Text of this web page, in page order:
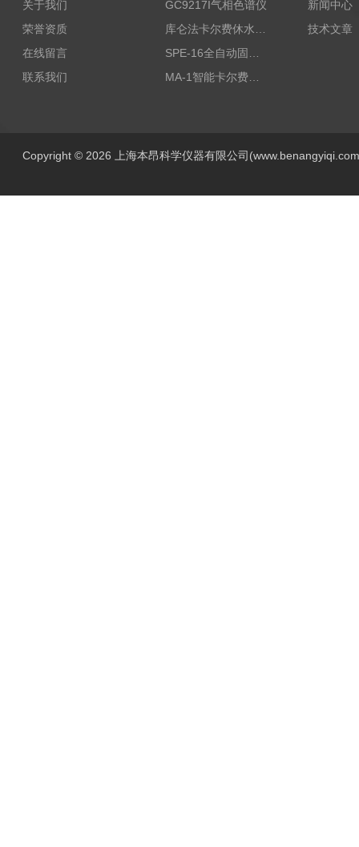
关于我们
荣誉资质
在线留言
联系我们
GC9217I气相色谱仪
MA-1智能卡尔费休水分测定仪
新闻中心
技术文章
Copyright © 2026 上海本昂科学仪器有限公司